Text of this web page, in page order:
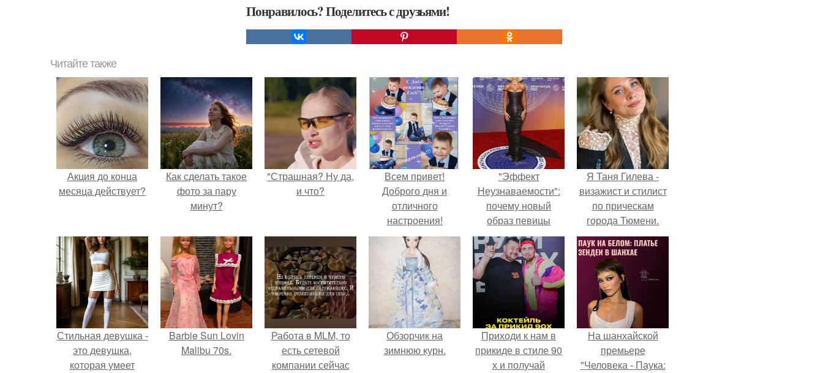
Понравилось? Поделитесь с друзьями!
Читайте также
Акция до конца
месяца действует?
Как сделать такое
фото за пару
минут?
"Страшная? Ну да,
и что?
Всем привет!
Доброго дня и
отличного
настроения!
"Эффект
Неузнаваемости":
почему новый
образ певицы
вызвал споры о
гранях
возможного?
Я Таня Гилева -
визажист и стилист
по прическам
города Тюмени.
Стильная девушка -
это девушка,
которая умеет
Barbie Sun Lovin
Malibu 70s.
Работа в MLM, то
есть сетевой
компании сейчас
Обзорчик на
зимнюю курн.
Приходи к нам в
прикиде в стиле 90
х и получай
На шанхайской
премьере
"Человека - Паука: